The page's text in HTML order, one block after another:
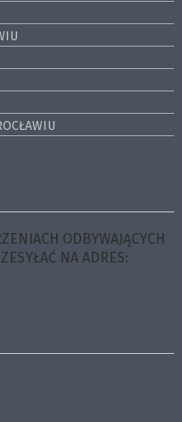
ODBYWAJĄCYCH
NA ADRES: